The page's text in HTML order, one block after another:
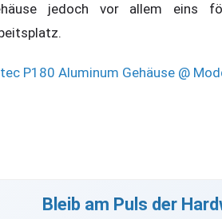
jedoch vor allem eins
P180 Aluminum Gehäuse @
Bleib am Puls der